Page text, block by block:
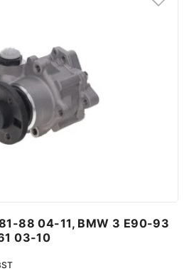
88 04-11, BMW 3 E90-93
03-10